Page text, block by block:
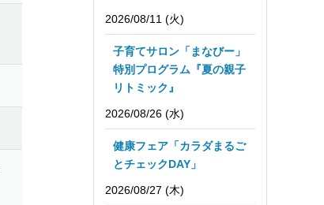
2026/08/11 (火)
子育てサロン「まなびー」
特別プログラム『夏の親子
リトミック』
2026/08/26 (水)
健康フェア「カラダまるご
とチェックDAY」
2026/08/27 (木)